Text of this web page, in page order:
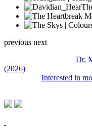
previous next
Dr.
(2026)
Interested in